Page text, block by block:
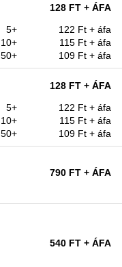
128 FT + ÁFA
5+
122 Ft + áfa
10+
115 Ft + áfa
50+
109 Ft + áfa
128 FT + ÁFA
5+
122 Ft + áfa
10+
115 Ft + áfa
50+
109 Ft + áfa
790 FT + ÁFA
540 FT + ÁFA